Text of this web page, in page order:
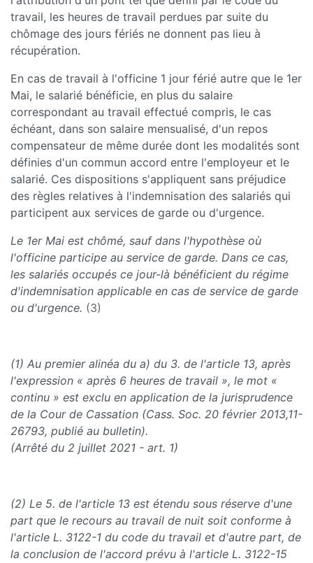
travail, les heures de travail perdues par suite du
chômage des jours fériés ne donnent pas lieu à
récupération.
En cas de travail à l'officine 1 jour férié autre que le 1er
Mai, le salarié bénéficie, en plus du salaire
correspondant au travail effectué compris, le cas
échéant, dans son salaire mensualisé, d'un repos
compensateur de même durée dont les modalités sont
définies d'un commun accord entre l'employeur et le
salarié. Ces dispositions s'appliquent sans préjudice
des règles relatives à l'indemnisation des salariés qui
participent aux services de garde ou d'urgence.
Le 1er Mai est chômé, sauf dans l'hypothèse où
l'officine participe au service de garde. Dans ce cas,
les salariés occupés ce jour-là bénéficient du régime
d'indemnisation applicable en cas de service de garde
ou d'urgence. (3)
(1) Au premier alinéa du a) du 3. de l'article 13, après
l'expression « après 6 heures de travail », le mot «
continu » est exclu en application de la jurisprudence
de la Cour de Cassation (Cass. Soc. 20 février 2013,11-
26793, publié au bulletin).
(Arrêté du 2 juillet 2021 - art. 1)
(2) Le 5. de l'article 13 est étendu sous réserve d'une
part que le recours au travail de nuit soit conforme à
l'article L. 3122-1 du code du travail et d'autre part, de
la conclusion de l'accord prévu à l'article L. 3122-15